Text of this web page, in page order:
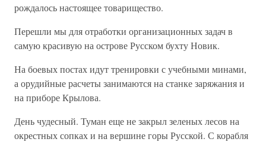
рождалось настоящее товарищество.
Перешли мы для отработки организационных задач в
самую красивую на острове Русском бухту Новик.
На боевых постах идут тренировки с учебными минами,
а орудийные расчеты занимаются на станке заряжания и
на приборе Крылова.
День чудесный. Туман еще не закрыл зеленых лесов на
окрестных сопках и на вершине горы Русской. С корабля